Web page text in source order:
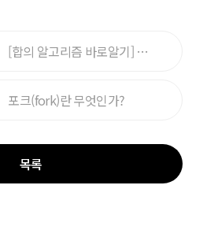
[합의 알고리즘 바로알기] PoS란 무엇인가?
포크(fork)란 무엇인가?
목록